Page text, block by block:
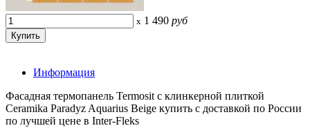
x 1 490 руб
Информация
Фасадная термопанель Termosit с клинкерной плиткой
Ceramika Paradyz Aquarius Beige купить с доставкой по России
по лучшей цене в Inter-Fleks